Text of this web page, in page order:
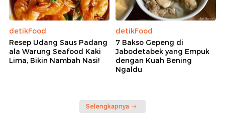
detikFood
Resep Udang Saus Padang
ala Warung Seafood Kaki
Lima, Bikin Nambah Nasi!
detikFood
7 Bakso Gepeng di
Jabodetabek yang Empuk
dengan Kuah Bening
Ngaldu
Selengkapnya